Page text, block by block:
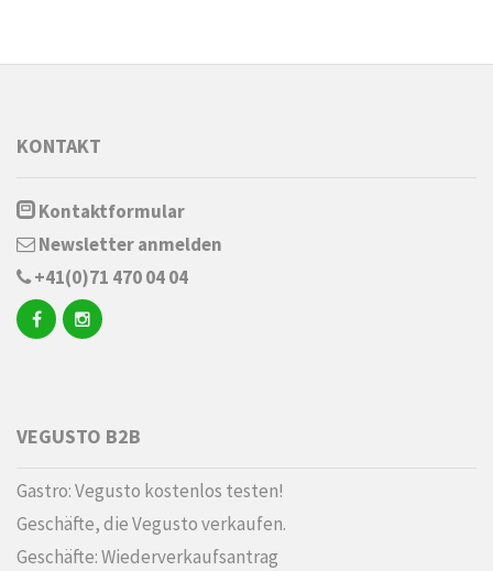
KONTAKT
Kontaktformular
Newsletter anmelden
+41(0)71 470 04 04
VEGUSTO B2B
Gastro: Vegusto kostenlos testen!
Geschäfte, die Vegusto verkaufen.
Geschäfte: Wiederverkaufsantrag